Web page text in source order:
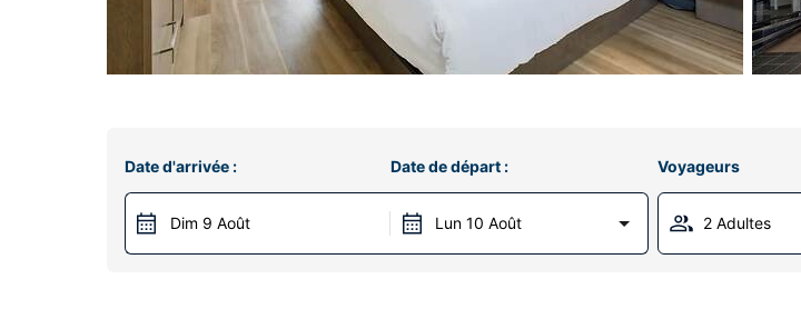
Date d'arrivée :
Dim 9 Août
Date de départ :
Lun 10 Août
Voyageurs
2 Adultes